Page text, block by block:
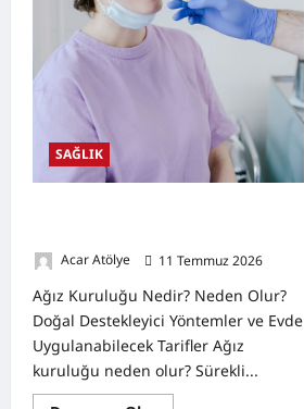
SAĞLIK
Acar Atölye
11 Temmuz 2026
Ağız Kuruluğu Nedir? Neden Olur?
Doğal Destekleyici Yöntemler ve Evde
Uygulanabilecek Tarifler Ağız
kuruluğu neden olur? Sürekli...